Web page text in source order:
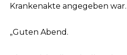
Krankenakte angegeben war.
„Guten Abend.